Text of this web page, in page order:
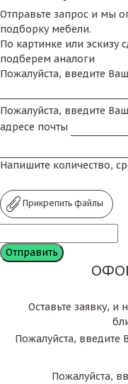
Отправьте запрос и мы
подборку мебели.
По картинке или эскизу
подберем аналоги
Пожалуйста, введите
Пожалуйста, введите
адресе почты
Напишите количество,
Прикрепить файлы
Оставьте заявку,
Пожалуйста, введите
Пожалуйста,